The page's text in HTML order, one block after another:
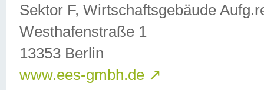
Sektor F, Wirtschaftsgebäude
Westhafenstraße 1
13353 Berlin
www.ees-gmbh.de ↗